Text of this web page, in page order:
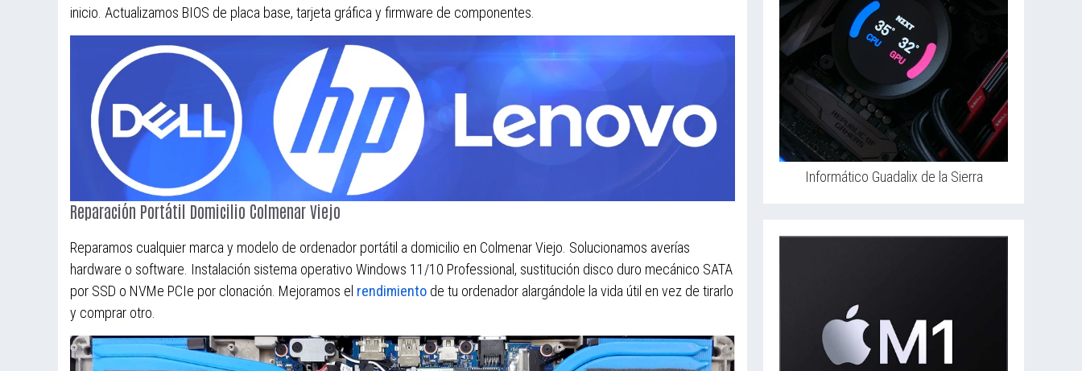
inicio. Actualizamos BIOS de placa base, tarjeta gráfica y firmware de componentes.
Reparación Portátil Domicilio Colmenar Viejo
Reparamos cualquier marca y modelo de ordenador portátil a domicilio en Colmenar Viejo. Solucionamos averías
hardware o software. Instalación sistema operativo Windows 11/10 Professional, sustitución disco duro mecánico SATA
por SSD o NVMe PCIe por clonación. Mejoramos el rendimiento de tu ordenador alargándole la vida útil en vez de tirarlo
y comprar otro.
Informático Guadalix de la Sierra